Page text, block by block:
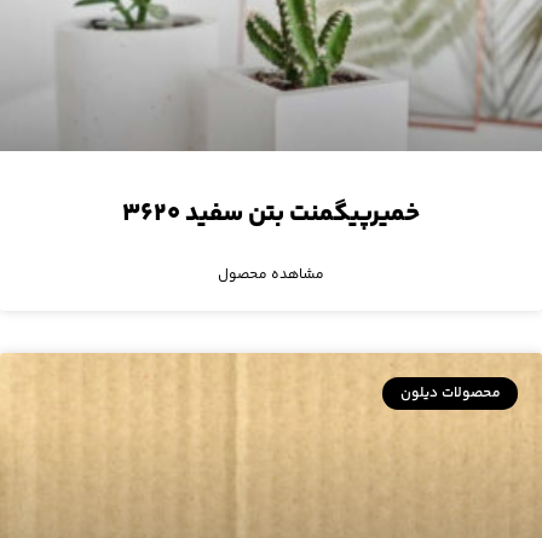
خمیرپیگمنت بتن سفید ۳۶۲۰
مشاهده محصول
محصولات دیلون